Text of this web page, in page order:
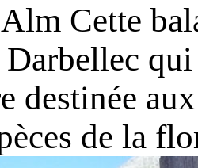
Cette
destinée
de la